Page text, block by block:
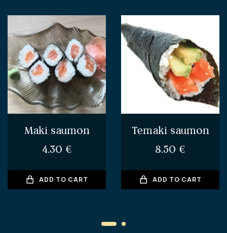
Maki saumon
4.30 €
ADD TO CART
Temaki saumon
8.50 €
ADD TO CART